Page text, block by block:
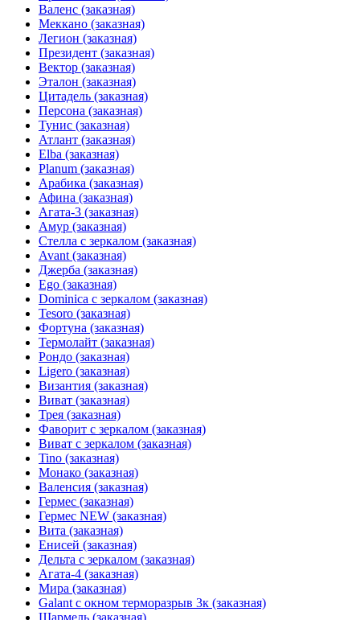
Валенс (заказная)
Меккано (заказная)
Легион (заказная)
Президент (заказная)
Вектор (заказная)
Эталон (заказная)
Цитадель (заказная)
Персона (заказная)
Тунис (заказная)
Атлант (заказная)
Elba (заказная)
Planum (заказная)
Арабика (заказная)
Афина (заказная)
Агата-3 (заказная)
Амур (заказная)
Стелла с зеркалом (заказная)
Avant (заказная)
Джерба (заказная)
Ego (заказная)
Dominica с зеркалом (заказная)
Tesoro (заказная)
Фортуна (заказная)
Термолайт (заказная)
Рондо (заказная)
Ligero (заказная)
Византия (заказная)
Виват (заказная)
Трея (заказная)
Фаворит с зеркалом (заказная)
Виват с зеркалом (заказная)
Tino (заказная)
Монако (заказная)
Валенсия (заказная)
Гермес (заказная)
Гермес NEW (заказная)
Вита (заказная)
Енисей (заказная)
Дельта с зеркалом (заказная)
Агата-4 (заказная)
Мира (заказная)
Galant с окном терморазрыв 3к (заказная)
Шармель (заказная)